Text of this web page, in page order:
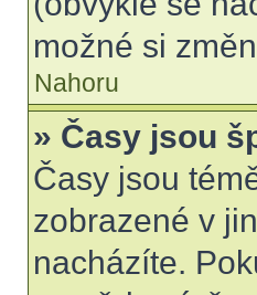
možné si
Nahoru
» Časy jsou
Časy jsou
zobrazené v
nacházíte.